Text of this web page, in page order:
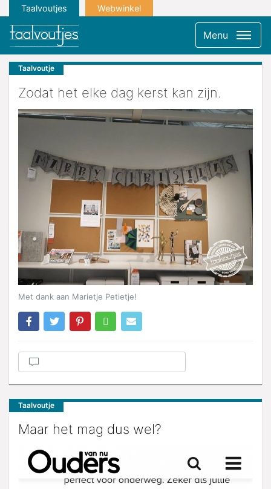
Taalvoutjes Webwinkel
Menu
Taalvoutje
Zodat het elke dag kerst kan zijn.
Met dank aan Marietje Petietje!
Taalvoutje
Maar het mag dus wel?